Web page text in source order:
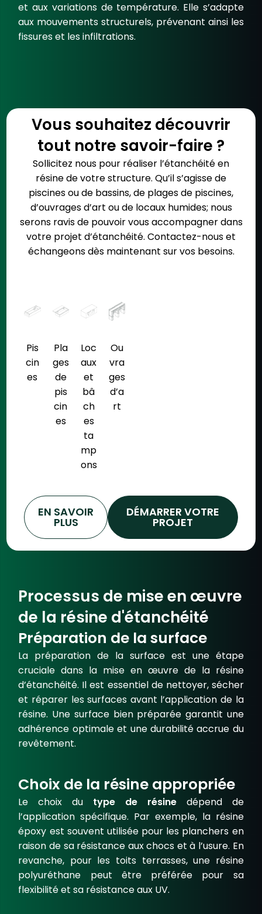
et aux variations de température. Elle s’adapte
aux mouvements structurels, prévenant ainsi les
fissures et les infiltrations.
Vous souhaitez découvrir
tout notre savoir-faire ?
Sollicitez nous pour réaliser l’étanchéité en
résinede votre structure. Qu’il s’agisse de
piscinesou de bassins, de plages de piscines,
d’ouvrages d’art ou de locaux humides; nous
serons ravis de pouvoir vous accompagner dans
votre projet d’étanchéité. Contactez-nouset
échangeons dès maintenant survos besoins.
Pis
cin
es
Pla
ges
de
pis
cin
es
Loc
aux
et
bâ
ch
es
ta
mp
ons
Ou
vra
ges
d’a
rt
EN SAVOIR
PLUS
DÉMARRER VOTRE
PROJET
Processus de mise en œuvre
de la résine d'étanchéité
Préparation de la surface
La préparation de la surfaceest une étape
cruciale dans la mise en œuvre de la résine
d’étanchéité. Il est essentiel de nettoyer, sécher
et réparer les surfaces avant l’application de la
résine. Une surface bien préparée garantit une
adhérence optimaleet une durabilité accrue du
revêtement.
Choix de la résine appropriée
Le choix du type de résinedépend de
l’application spécifique. Par exemple, la résine
époxy est souvent utilisée pour les planchers en
raison de sa résistance aux chocs et à l’usure. En
revanche, pour les toits terrasses, une résine
polyuréthane peut être préférée pour sa
flexibilité et sa résistance aux UV.